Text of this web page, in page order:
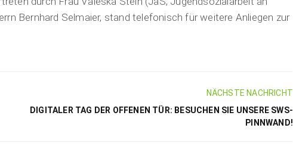
Bernhard Selmaier, stand telefonisch für weitere Anliegen zur
NÄCHSTE NACHRICHT
DIGITALER TAG DER OFFENEN TÜR: BESUCHEN SIE UNSERE SWS-
PINNWAND!